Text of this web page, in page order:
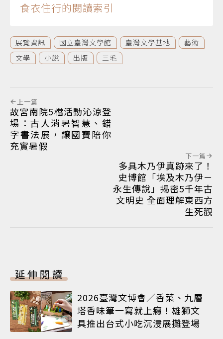
食衣住行的閱讀索引
展覽資訊 國立臺灣文學館 臺灣文學基地
藝術
文學
小說 出版 三毛
上一篇
故宮南院5檔活動沁涼登
場：古人消暑智慧、錯
字書法展，讓國寶陪你
充實暑假
下一篇
多具木乃伊真跡來了！
史博館「埃及木乃伊－
永生傳說」揭密5千年古
文明史 全面理解東西方
生死觀
延伸閱讀
2026臺灣文博會／香菜、九層
塔香味筆一寫就上癮！雄獅文
具推出台式小吃沉浸展攤登場